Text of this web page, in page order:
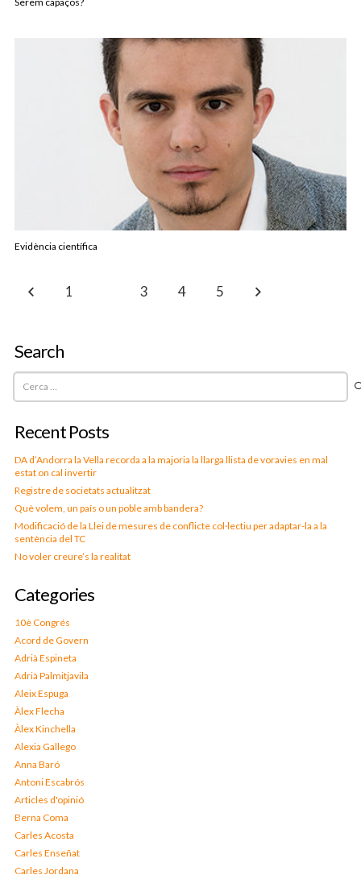
Evidència científica
1 3 4 5
Search
Cerca:
Recent Posts
DA d’Andorra la Vella recorda a la majoria la llarga llista de voravies en mal
estat on cal invertir
Registre de societats actualitzat
Què volem, un país o un poble amb bandera?
Modificació de la Llei de mesures de conflicte col·lectiu per adaptar-la a la
sentència del TC
No voler creure’s la realitat
Categories
10è Congrés
Acord de Govern
Adrià Espineta
Adrià Palmitjavila
Aleix Espuga
Àlex Flecha
Àlex Kinchella
Alexia Gallego
Anna Baró
Antoni Escabrós
Articles d'opinió
Berna Coma
Carles Acosta
Carles Enseñat
Carles Jordana